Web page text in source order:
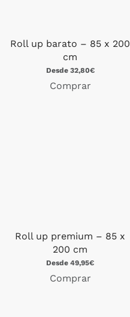
Roll up barato – 85 x 200
cm
Desde 32,80€
Comprar
Roll up premium – 85 x
200 cm
Desde 49,95€
Comprar